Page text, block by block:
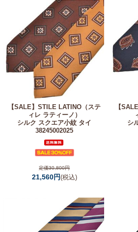
【SALE】STILE LATINO（ステ
ィレ ラティーノ）
シルク スクエア小紋 タイ
38245002025
定価30,800円
21,560円(税込)
【SALE
シ